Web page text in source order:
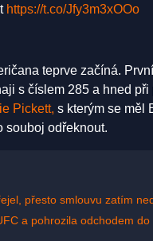
https://t.co/Jfy3m3xOOo
teprve začíná.
s číslem 285 a hned při
Pickett, s kterým se měl
souboj odřeknout.
přesto smlouvu zatím
a pohrozila odchodem do